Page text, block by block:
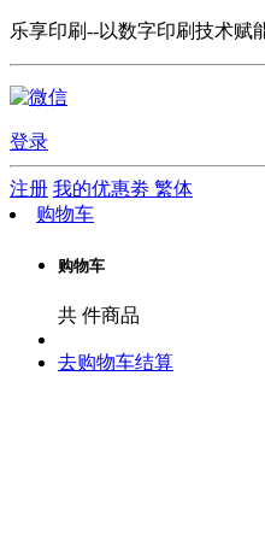
乐享印刷--以数字印刷技术赋
登录
注册 我的优惠劵 繁体
购物车
购物车
共 件商品
去购物车结算